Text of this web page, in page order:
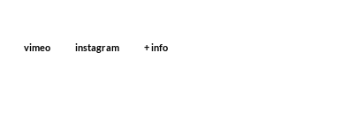
vimeo instagram + info